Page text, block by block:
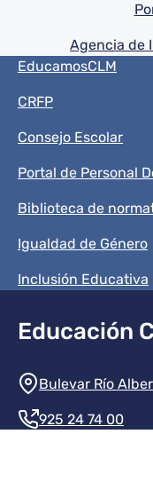
Agencia de
Menú del pie
EducamosCLM
CRFP
Consejo Escolar
Portal de Personal
Biblioteca de
Igualdad de Género
Inclusión Educativa
Educación
Información
Bulevar Río
925 24 74 00